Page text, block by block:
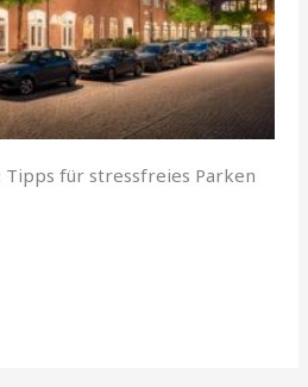
Tipps für stressfreies Parken